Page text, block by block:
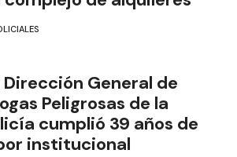
Dirección General de
Peligrosas de la
cumplió 39 años de
institucional